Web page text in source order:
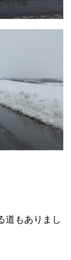
道もありまし